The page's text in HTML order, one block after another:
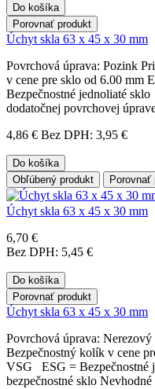
Do košíka
Porovnať produkt
Úchyt skla 63 x 45 x 30 mm
Povrchová úprava: Pozink
v cene pre sklo od 6.00 mm
Bezpečnostné jednoliaté
dodatočnej povrchovej
4,86 € Bez DPH: 3,95 €
Do košíka
Obľúbený produkt
Porovnať
Úchyt skla 63 x 45 x 30 mm
6,70 €
Bez DPH: 5,45 €
Do košíka
Porovnať produkt
Úchyt skla 63 x 45 x 30 mm
Povrchová úprava:
Bezpečnostný kolík v cene
VSG ESG = Bezpečnostné
bezpečnostné sklo